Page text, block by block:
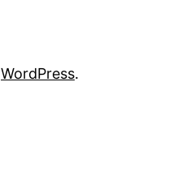
WordPress.